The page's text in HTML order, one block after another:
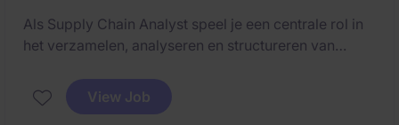
Als Supply Chain Analyst speel je een centrale rol in
het verzamelen, analyseren en structureren van
processen. Je vertaalt complexe gegevens naar
bruikbare inzichten en werkt nauw samen met
View Job